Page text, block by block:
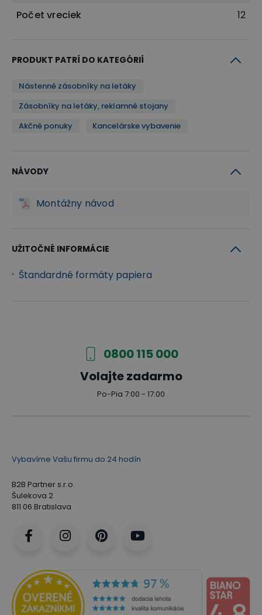
Počet vreciek
12
PRODUKT PATRÍ DO KATEGÓRIÍ
Nástenné zásobníky na letáky
Zásobníky na letáky, reklamné stojany
Akčné ponuky
Kancelárske vybavenie
NÁVODY
Montážny návod
UŽITOČNÉ INFORMÁCIE
Štandardné formáty papiera
0800 115 000
Volajte zadarmo
Po-Pia 7:00 - 17:00
Vybavíme Vašu firmu do 24 hodín
B2B Partner s.r.o.
Šulekova 2
811 06 Bratislava